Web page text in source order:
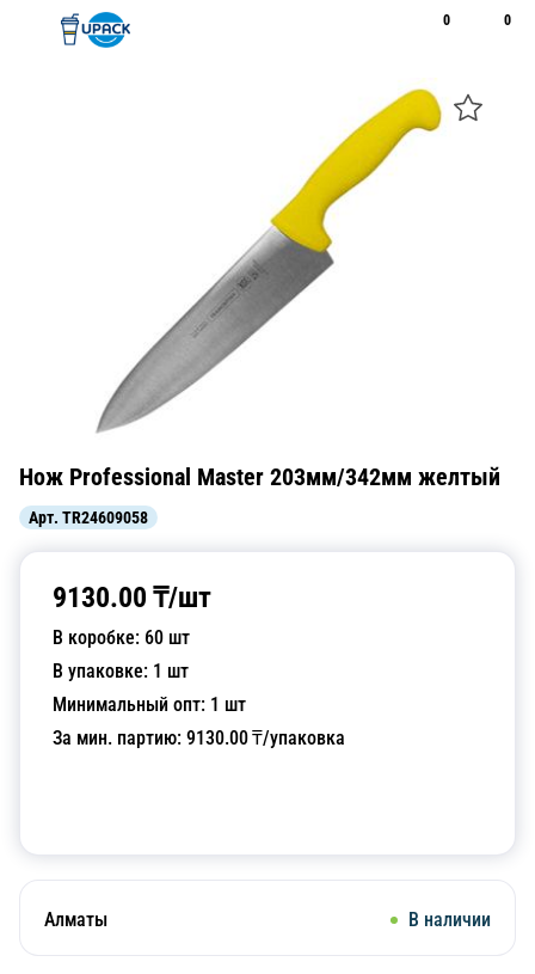
0 0
Нож Professional Master 203мм/342мм желтый
Арт. TR24609058
9130.00 ₸/шт
В коробке: 60 шт
В упаковке: 1 шт
Минимальный опт: 1 шт
За мин. партию: 9130.00₸/упаковка
Алматы В наличии